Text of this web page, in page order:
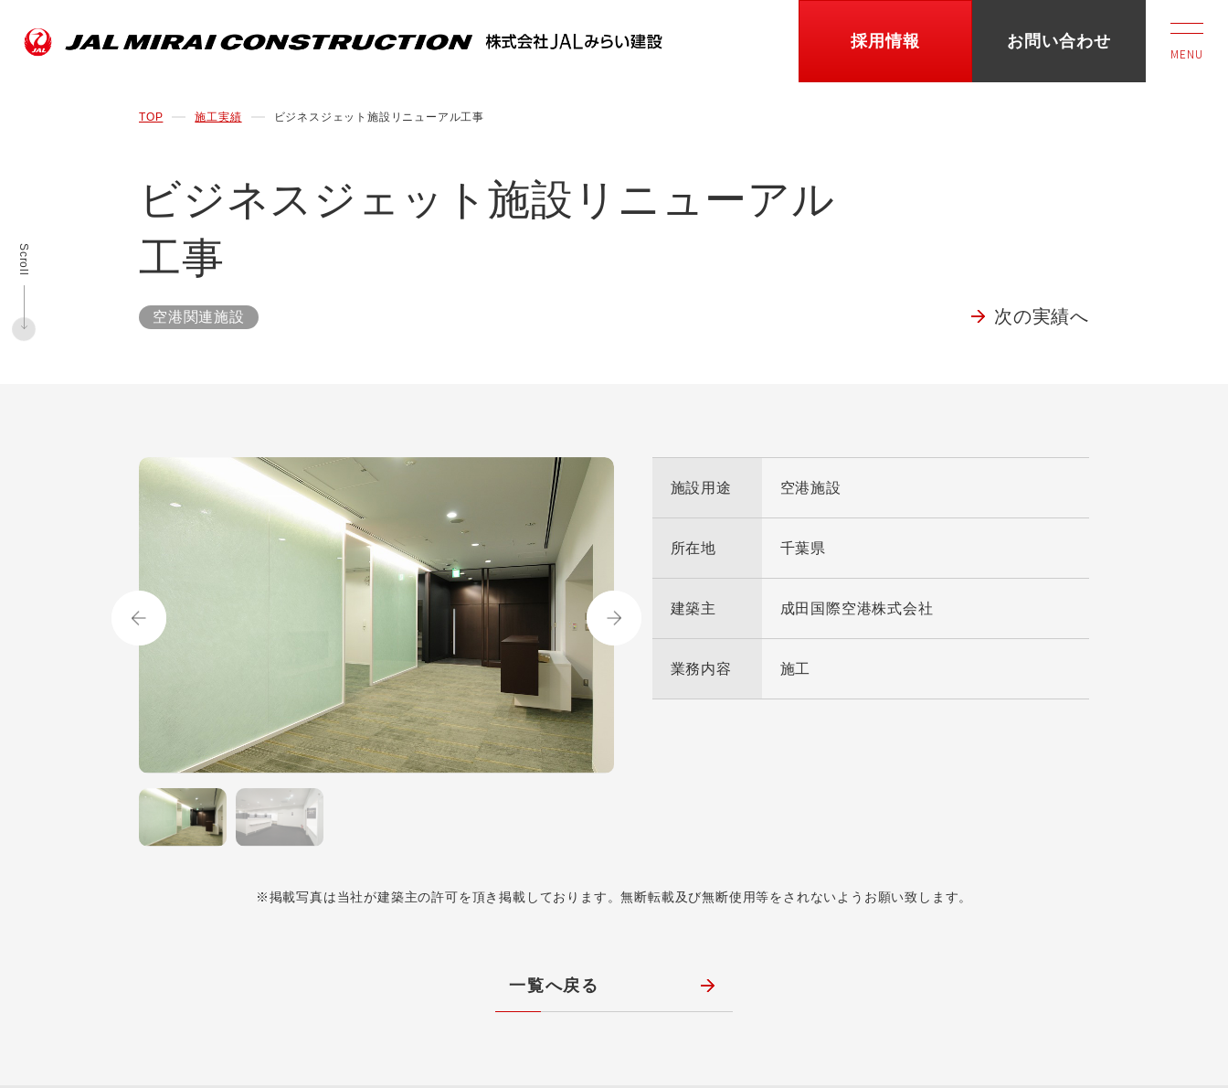
採用情報 お問い合わせ
MENU
TOP 施工実績 ビジネスジェット施設リニューアル工事
ビジネスジェット施設リニューアル
工事
空港関連施設 次の実績へ
Scroll
施設用途 空港施設
所在地 千葉県
建築主 成田国際空港株式会社
業務内容 施工
※掲載写真は当社が建築主の許可を頂き掲載しております。無断転載及び無断使用等をされないようお願い致します。
一覧へ戻る